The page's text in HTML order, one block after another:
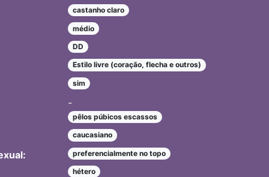
castanho claro
médio
DD
Estilo livre (coração, flecha e outros)
sim
-
pêlos púbicos escassos
caucasiano
preferencialmente no topo
hétero